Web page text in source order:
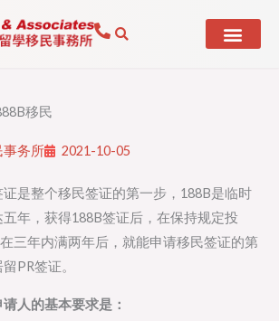
移民
事务所 2021-10-05
是整个移民签证的第一步，188B是临时
年，获得188B签证后，在保持规定投
三年内满两年后，就能申请移民签证的第
PR签证。
人的基本要求是：